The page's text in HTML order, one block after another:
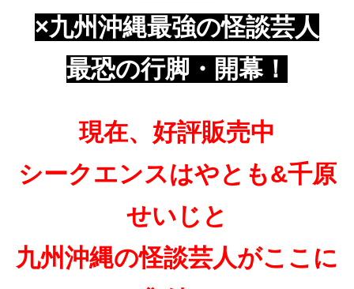
×九州沖縄最強の怪談芸人
最恐の行脚・開幕！
現在、好評販売中
シークエンスはやとも&千原
せいじと
九州沖縄の怪談芸人がここに